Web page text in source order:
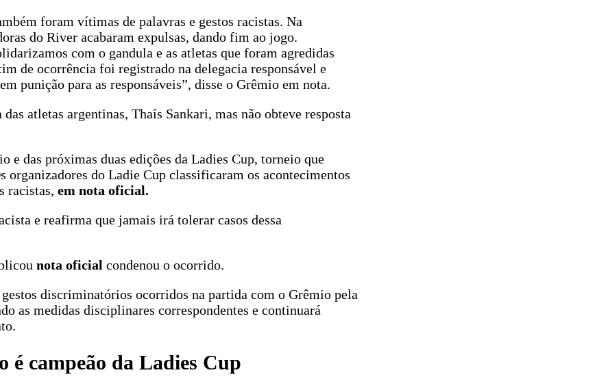
foram vítimas de palavras e gestos racistas. Na
do River acabaram expulsas, dando fim ao jogo.
com o gandula e as atletas que foram agredidas
de ocorrência foi registrado na delegacia responsável e
punição para as responsáveis”, disse o Grêmio em nota.
atletas argentinas, Thaís Sankari, mas não obteve resposta
das próximas duas edições da Ladies Cup, torneio que
do Ladie Cup classificaram os acontecimentos
racistas, em nota oficial.
e reafirma que jamais irá tolerar casos dessa
nota oficial condenou o ocorrido.
discriminatórios ocorridos na partida com o Grêmio pela
as medidas disciplinares correspondentes e continuará
campeão da Ladies Cup